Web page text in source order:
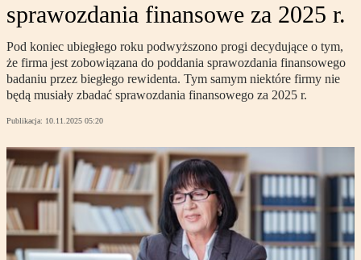
sprawozdania finansowe za 2025 r.
Pod koniec ubiegłego roku podwyższono progi decydujące o tym,
że firma jest zobowiązana do poddania sprawozdania finansowego
badaniu przez biegłego rewidenta. Tym samym niektóre firmy nie
będą musiały zbadać sprawozdania finansowego za 2025 r.
Publikacja: 10.11.2025 05:20